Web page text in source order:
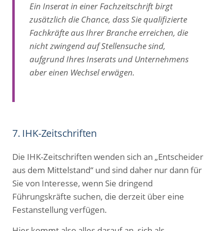
Ein Inserat in einer Fachzeitschrift birgt
zusätzlich die Chance, dass Sie qualifizierte
Fachkräfte aus Ihrer Branche erreichen, die
nicht zwingend auf Stellensuche sind,
aufgrund Ihres Inserats und Unternehmens
aber einen Wechsel erwägen.
7. IHK-Zeitschriften
Die IHK-Zeitschriften wenden sich an „Entscheider
aus dem Mittelstand“ und sind daher nur dann für
Sie von Interesse, wenn Sie dringend
Führungskräfte suchen, die derzeit über eine
Festanstellung verfügen.